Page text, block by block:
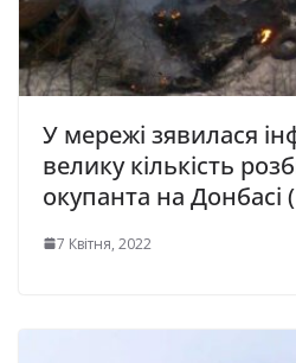
У мережі зявилася
велику кількість
окупанта на Донбасі
7 Квітня, 2022